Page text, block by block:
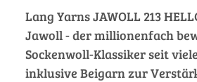
Lang Yarns JAWOLL 213
Jawoll - der millionenfach
Sockenwoll-Klassiker seit
inklusive Beigarn zur